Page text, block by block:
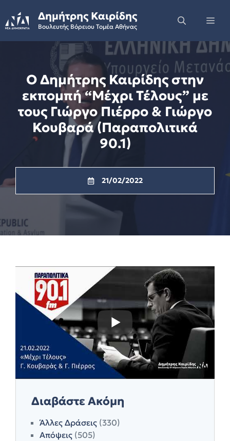
to
content
Δημήτρης Καιρίδης
Βουλευτής Βόρειου Τομέα Αθήνας
Ο Δημήτρης Καιρίδης στην
εκπομπή “Μέχρι Τέλους” με
τους Γιώργο Πιέρρο & Γιώργο
Κουβαρά (Παραπολιτικά
90.1)
21/02/2022
Διαβάστε Ακόμη
Άλλες Δράσεις (330)
Απόψεις (505)